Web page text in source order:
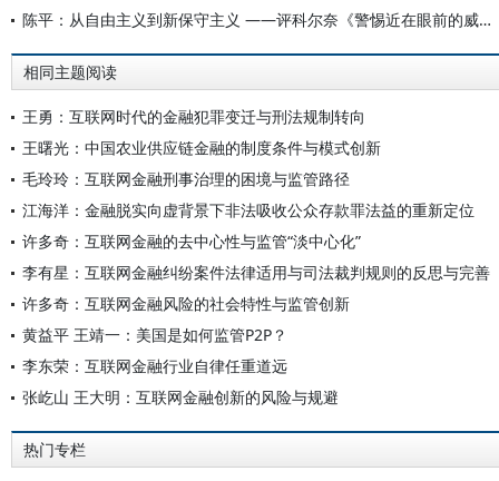
陈平：从自由主义到新保守主义 ——评科尔奈《警惕近在眼前的威胁》
相同主题阅读
王勇：互联网时代的金融犯罪变迁与刑法规制转向
王曙光：中国农业供应链金融的制度条件与模式创新
毛玲玲：互联网金融刑事治理的困境与监管路径
江海洋：金融脱实向虚背景下非法吸收公众存款罪法益的重新定位
许多奇：互联网金融的去中心性与监管“淡中心化”
李有星：互联网金融纠纷案件法律适用与司法裁判规则的反思与完善
许多奇：互联网金融风险的社会特性与监管创新
黄益平 王靖一：美国是如何监管P2P？
李东荣：互联网金融行业自律任重道远
张屹山 王大明：互联网金融创新的风险与规避
热门专栏